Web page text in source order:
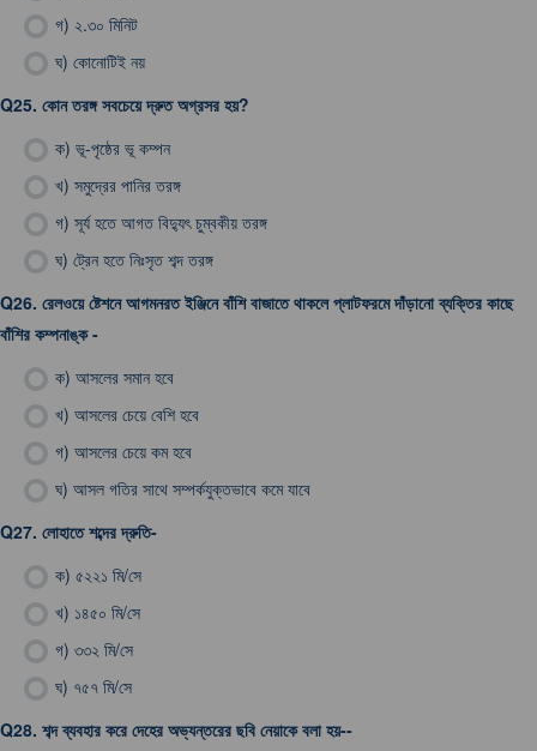
গ) ২.৩০ মিনিট
ঘ) কোনোটিই নয়
Q25. কোন তরঙ্গ সবচেয়ে দ্রুত অগ্রসর হয়?
ক) ভূ-পৃষ্ঠের ভূ কম্পন
খ) সমুদ্রের পানির তরঙ্গ
গ) সূর্য হতে আগত বিদ্যুৎ চুম্বকীয় তরঙ্গ
ঘ) ট্রেন হতে নিঃসৃত শব্দ তরঙ্গ
Q26. রেলওয়ে ষ্টেশনে আগমনরত ইঞ্জিনে বাঁশি বাজাতে থাকলে প্লাটফরমে দাঁড়ানো ব্যক্তির কাছে
বাঁশির কম্পনাঙ্ক -
ক) আসলের সমান হবে
খ) আসলের চেয়ে বেশি হবে
গ) আসলের চেয়ে কম হবে
ঘ) আসল গতির সাথে সম্পর্কযুক্তভাবে কমে যাবে
Q27. লোহাতে শব্দের দ্রুতি-
ক) ৫২২১ মি/সে
খ) ১৪৫০ মি/সে
গ) ৩৩২ মি/সে
ঘ) ৭৫৭ মি/সে
Q28. শব্দ ব্যবহার করে দেহের অভ্যন্তরের ছবি নেয়াকে বলা হয়--